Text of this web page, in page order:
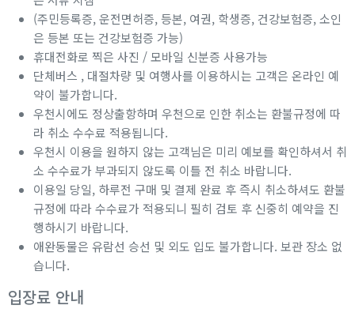
(주민등록증, 운전면허증, 등본, 여권, 학생증, 건강보험증, 소인
은 등본 또는 건강보험증 가능)
휴대전화로 찍은 사진 / 모바일 신분증 사용가능
단체버스 , 대절차량 및 여행사를 이용하시는 고객은 온라인 예
약이 불가합니다.
우천시에도 정상출항하며 우천으로 인한 취소는 환불규정에 따
라 취소 수수료 적용됩니다.
우천시 이용을 원하지 않는 고객님은 미리 예보를 확인하셔서 취
소 수수료가 부과되지 않도록 이틀 전 취소 바랍니다.
이용일 당일, 하루전 구매 및 결제 완료 후 즉시 취소하셔도 환불
규정에 따라 수수료가 적용되니 필히 검토 후 신중히 예약을 진
행하시기 바랍니다.
애완동물은 유람선 승선 및 외도 입도 불가합니다. 보관 장소 없
습니다.
입장료 안내